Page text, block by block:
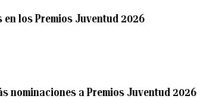
los Premios Juventud 2026
nominaciones a Premios Juventud 2026